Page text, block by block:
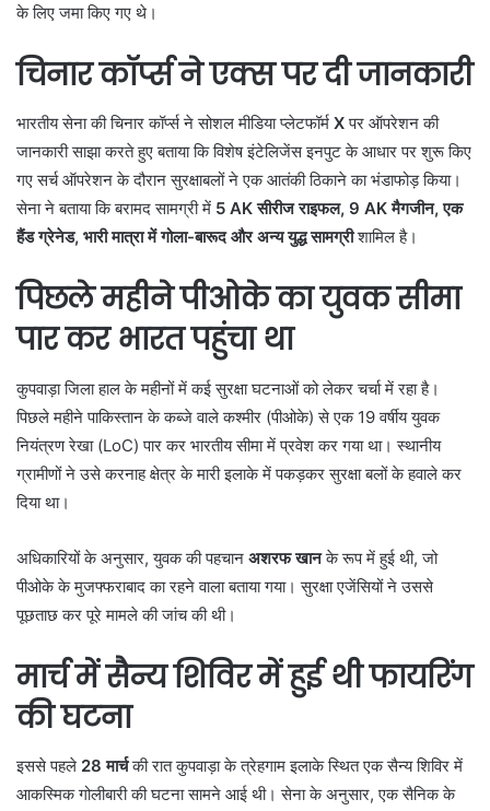
के लिए जमा किए गए थे।
चिनार कॉर्प्स ने एक्स पर दी जानकारी
भारतीय सेना की चिनार कॉर्प्स ने सोशल मीडिया प्लेटफॉर्म Xपर ऑपरेशन की
जानकारी साझा करते हुए बताया कि विशेष इंटेलिजेंस इनपुट के आधार पर शुरू किए
गए सर्च ऑपरेशन के दौरान सुरक्षाबलों ने एक आतंकी ठिकाने का भंडाफोड़ किया।
सेना ने बताया कि बरामद सामग्री में 5 AK सीरीज राइफल, 9 AK मैगजीन, एक
हैंड ग्रेनेड, भारी मात्रा में गोला-बारूद और अन्य युद्ध सामग्रीशामिल है।
पिछले महीने पीओके का युवक सीमा
पार कर भारत पहुंचा था
कुपवाड़ा जिला हाल के महीनों में कई सुरक्षा घटनाओं को लेकर चर्चा में रहा है।
पिछले महीने पाकिस्तान के कब्जे वाले कश्मीर (पीओके) से एक 19 वर्षीय युवक
नियंत्रण रेखा (LoC) पार कर भारतीय सीमा में प्रवेश कर गया था। स्थानीय
ग्रामीणों ने उसे करनाह क्षेत्र के मारी इलाके में पकड़कर सुरक्षा बलों के हवाले कर
दिया था।
अधिकारियों के अनुसार, युवक की पहचान अशरफ खानके रूप में हुई थी, जो
पीओके के मुजफ्फराबाद का रहने वाला बताया गया। सुरक्षा एजेंसियों ने उससे
पूछताछ कर पूरे मामले की जांच की थी।
मार्च में सैन्य शिविर में हुई थी फायरिंग
की घटना
इससे पहले 28 मार्चकी रात कुपवाड़ा के त्रेहगाम इलाके स्थित एक सैन्य शिविर में
आकस्मिक गोलीबारी की घटना सामने आई थी। सेना के अनुसार, एक सैनिक के